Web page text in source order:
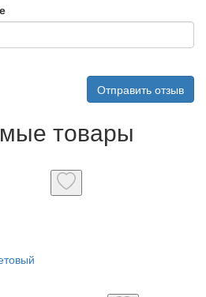
Отправить отзыв
товары